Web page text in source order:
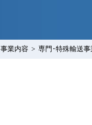
事業内容 > 専門･特殊輸送事